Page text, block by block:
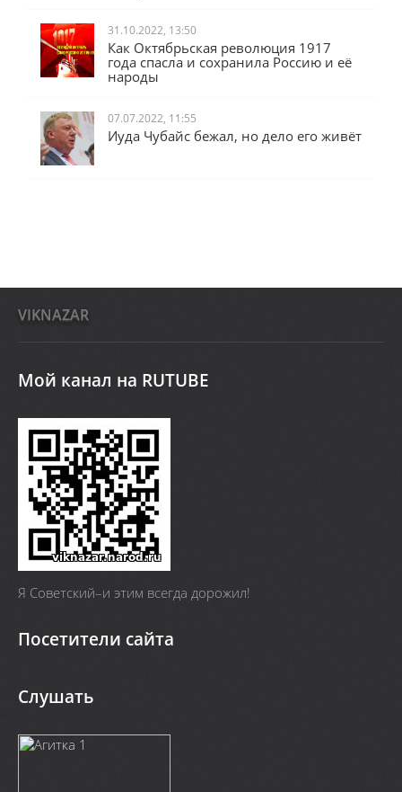
31.10.2022, 13:50
Как Октябрьская революция 1917
года спасла и сохранила Россию и её
народы
07.07.2022, 11:55
Иуда Чубайс бежал, но дело его живёт
VIKNAZAR
Мой канал на RUTUBE
Я Cоветский–и этим всегда дорожил!
Посетители сайта
Слушать